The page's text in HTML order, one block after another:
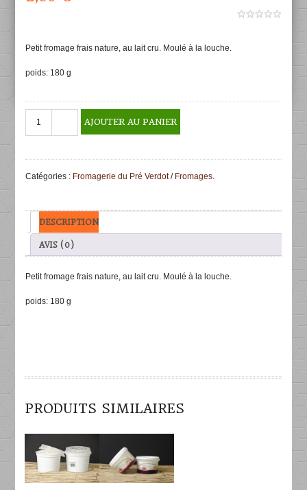
Petit fromage frais nature, au lait cru. Moulé à la louche.
poids: 180 g
180g
AJOUTER AU PANIER
Catégories : Fromagerie du Pré Verdot/ Fromages.
DESCRIPTION
AVIS (0)
Petit fromage frais nature, au lait cru. Moulé à la louche.
poids: 180 g
PRODUITS SIMILAIRES